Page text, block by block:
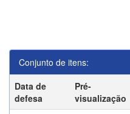
Conjunto de itens:
Data de
defesa
Pré-
visualização